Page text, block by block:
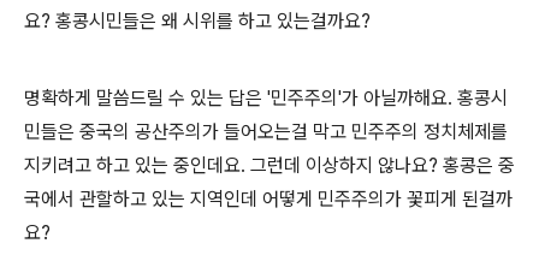
요? 홍콩시민들은 왜 시위를 하고 있는걸까요?
명확하게 말씀드릴 수 있는 답은 '민주주의'가 아닐까해요. 홍콩시
민들은 중국의 공산주의가 들어오는걸 막고 민주주의 정치체제를
지키려고 하고 있는 중인데요. 그런데 이상하지 않나요? 홍콩은 중
국에서 관할하고 있는 지역인데 어떻게 민주주의가 꽃피게 된걸까
요?